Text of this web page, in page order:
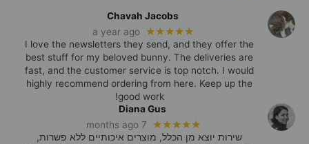
Chavah Jacobs
★★★★★
a year ago
I love the newsletters they send, and they offer the
best stuff for my beloved bunny. The deliveries are
fast, and the customer service is top notch. I would
highly recommend ordering from here. Keep up the
good work!
Diana Gus
★★★★★
7 months ago
שירות יוצא מן הכלל, מוצרים איכותיים ללא פשרות,